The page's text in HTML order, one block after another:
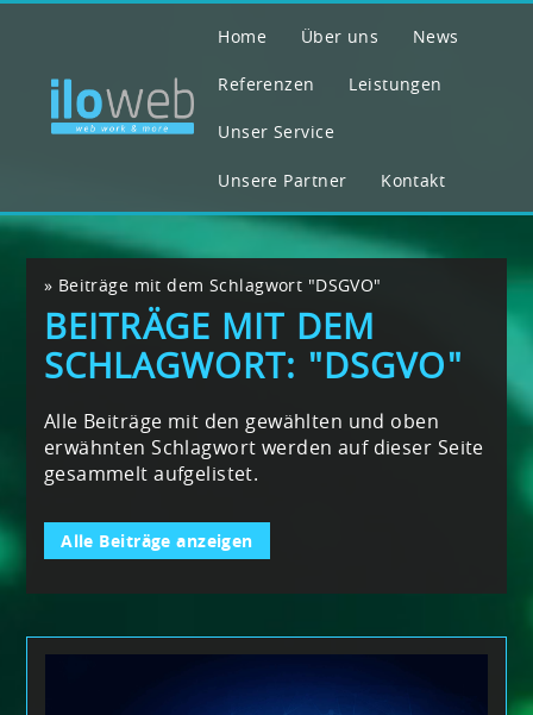
Home Über uns News
Referenzen Leistungen
Unser Service
Unsere Partner Kontakt
» Beiträge mit dem Schlagwort "DSGVO"
BEITRÄGE MIT DEM
SCHLAGWORT: "DSGVO"
Alle Beiträge mit den gewählten und oben
erwähnten Schlagwort werden auf dieser Seite
gesammelt aufgelistet.
Alle Beiträge anzeigen